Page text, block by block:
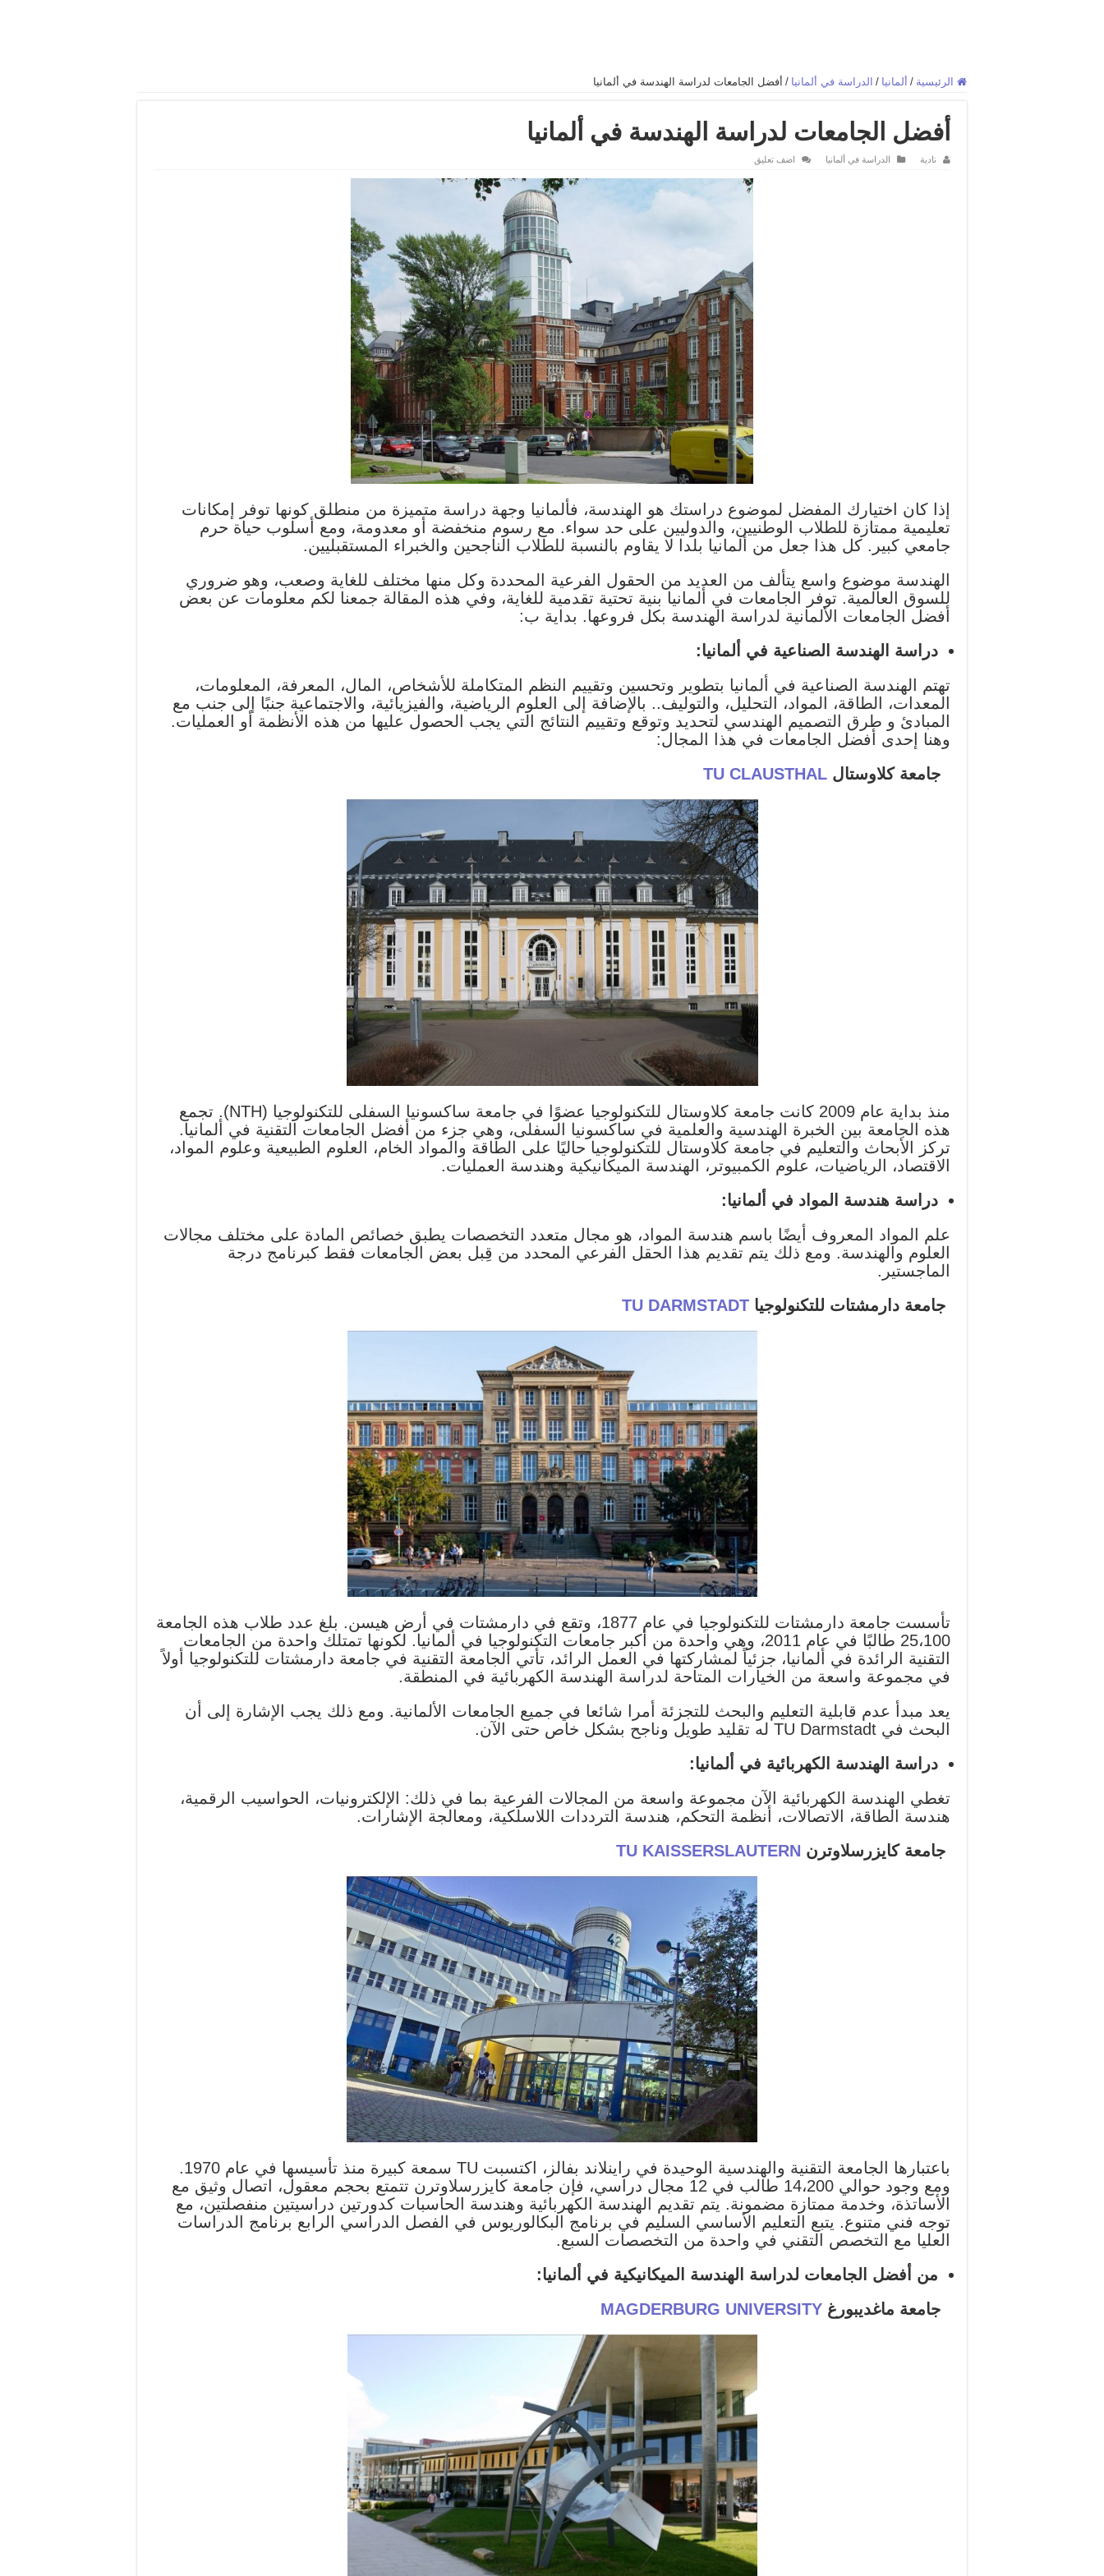
الرئيسية / ألمانيا / الدراسة في ألمانيا / أفضل الجامعات لدراسة الهندسة في ألمانيا
أفضل الجامعات لدراسة الهندسة في ألمانيا
نادية الدراسة في ألمانيا اضف تعليق
إذا كان اختيارك المفضل لموضوع دراستك هو الهندسة، فألمانيا وجهة دراسة متميزة من منطلق كونها توفر إمكانات
تعليمية ممتازة للطلاب الوطنيين، والدوليين على حد سواء. مع رسوم منخفضة أو معدومة، ومع أسلوب حياة حرم
جامعي كبير. كل هذا جعل من ألمانيا بلدا لا يقاوم بالنسبة للطلاب الناجحين والخبراء المستقبليين.
الهندسة موضوع واسع يتألف من العديد من الحقول الفرعية المحددة وكل منها مختلف للغاية وصعب، وهو ضروري
للسوق العالمية. توفر الجامعات في ألمانيا بنية تحتية تقدمية للغاية، وفي هذه المقالة جمعنا لكم معلومات عن بعض
أفضل الجامعات الألمانية لدراسة الهندسة بكل فروعها. بداية ب:
دراسة الهندسة الصناعية في ألمانيا:
تهتم الهندسة الصناعية في ألمانيا بتطوير وتحسين وتقييم النظم المتكاملة للأشخاص، المال، المعرفة، المعلومات،
المعدات، الطاقة، المواد، التحليل، والتوليف.. بالإضافة إلى العلوم الرياضية، والفيزيائية، والاجتماعية جنبًا إلى جنب مع
المبادئ و طرق التصميم الهندسي لتحديد وتوقع وتقييم النتائج التي يجب الحصول عليها من هذه الأنظمة أو العمليات.
وهنا إحدى أفضل الجامعات في هذا المجال:
جامعة كلاوستال TU CLAUSTHAL
منذ بداية عام 2009 كانت جامعة كلاوستال للتكنولوجيا عضوًا في جامعة ساكسونيا السفلى للتكنولوجيا (NTH). تجمع
هذه الجامعة بين الخبرة الهندسية والعلمية في ساكسونيا السفلى، وهي جزء من أفضل الجامعات التقنية في ألمانيا.
تركز الأبحاث والتعليم في جامعة كلاوستال للتكنولوجيا حاليًا على الطاقة والمواد الخام، العلوم الطبيعية وعلوم المواد،
الاقتصاد، الرياضيات، علوم الكمبيوتر، الهندسة الميكانيكية وهندسة العمليات.
دراسة هندسة المواد في ألمانيا:
علم المواد المعروف أيضًا باسم هندسة المواد، هو مجال متعدد التخصصات يطبق خصائص المادة على مختلف مجالات
العلوم والهندسة. ومع ذلك يتم تقديم هذا الحقل الفرعي المحدد من قِبل بعض الجامعات فقط كبرنامج درجة
الماجستير.
جامعة دارمشتات للتكنولوجيا TU DARMSTADT
تأسست جامعة دارمشتات للتكنولوجيا في عام 1877، وتقع في دارمشتات في أرض هيسن. بلغ عدد طلاب هذه الجامعة
25،100 طالبًا في عام 2011، وهي واحدة من أكبر جامعات التكنولوجيا في ألمانيا. لكونها تمتلك واحدة من الجامعات
التقنية الرائدة في ألمانيا، جزئياً لمشاركتها في العمل الرائد، تأتي الجامعة التقنية في جامعة دارمشتات للتكنولوجيا أولاً
في مجموعة واسعة من الخيارات المتاحة لدراسة الهندسة الكهربائية في المنطقة.
يعد مبدأ عدم قابلية التعليم والبحث للتجزئة أمرا شائعا في جميع الجامعات الألمانية. ومع ذلك يجب الإشارة إلى أن
البحث في TU Darmstadt له تقليد طويل وناجح بشكل خاص حتى الآن.
دراسة الهندسة الكهربائية في ألمانيا:
تغطي الهندسة الكهربائية الآن مجموعة واسعة من المجالات الفرعية بما في ذلك: الإلكترونيات، الحواسيب الرقمية،
هندسة الطاقة، الاتصالات، أنظمة التحكم، هندسة الترددات اللاسلكية، ومعالجة الإشارات.
جامعة كايزرسلاوترن TU KAISSERSLAUTERN
باعتبارها الجامعة التقنية والهندسية الوحيدة في راينلاند بفالز، اكتسبت TU سمعة كبيرة منذ تأسيسها في عام 1970.
ومع وجود حوالي 14،200 طالب في 12 مجال دراسي، فإن جامعة كايزرسلاوترن تتمتع بحجم معقول، اتصال وثيق مع
الأساتذة، وخدمة ممتازة مضمونة. يتم تقديم الهندسة الكهربائية وهندسة الحاسبات كدورتين دراسيتين منفصلتين، مع
توجه فني متنوع. يتبع التعليم الأساسي السليم في برنامج البكالوريوس في الفصل الدراسي الرابع برنامج الدراسات
العليا مع التخصص التقني في واحدة من التخصصات السبع.
من أفضل الجامعات لدراسة الهندسة الميكانيكية في ألمانيا:
جامعة ماغديبورغ MAGDERBURG UNIVERSITY